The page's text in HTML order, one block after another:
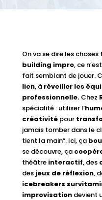
On va se dire les
building impro, ce
fait semblant de jouer.
lien, à réveiller les
professionnelle. Chez
spécialité : utiliser l’
créativitépour
jamais tomber dans le
tient la main”. Ici, ça
se découvre, ça
théâtre interactif, des
des jeux de réflexion,
icebreakers
improvisationdevient